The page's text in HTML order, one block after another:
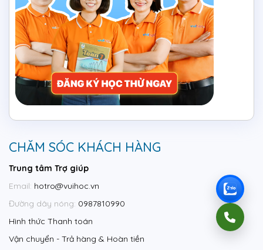
CHĂM SÓC KHÁCH HÀNG
Trung tâm Trợ giúp
Email: hotro@vuihoc.vn
Đường dây nóng: 0987810990
Hình thức Thanh toán
Vận chuyển - Trả hàng & Hoàn tiền